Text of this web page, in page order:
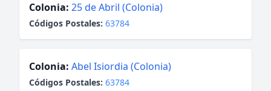
Colonia: 25 de Abril (Colonia)
Códigos Postales: 63784
Colonia: Abel Isiordia (Colonia)
Códigos Postales: 63784